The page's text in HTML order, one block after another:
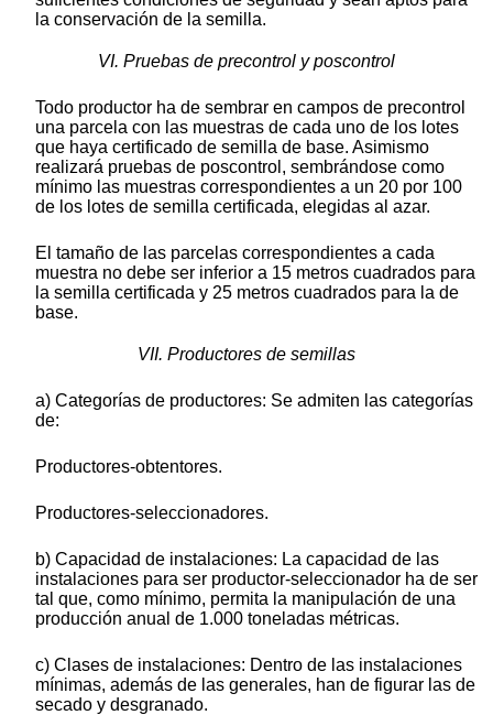
la conservación de la semilla.
VI. Pruebas de precontrol y poscontrol
Todo productor ha de sembrar en campos de precontrol
una parcela con las muestras de cada uno de los lotes
que haya certificado de semilla de base. Asimismo
realizará pruebas de poscontrol, sembrándose como
mínimo las muestras correspondientes a un 20 por 100
de los lotes de semilla certificada, elegidas al azar.
El tamaño de las parcelas correspondientes a cada
muestra no debe ser inferior a 15 metros cuadrados para
la semilla certificada y 25 metros cuadrados para la de
base.
VII. Productores de semillas
a) Categorías de productores: Se admiten las categorías
de:
Productores-obtentores.
Productores-seleccionadores.
b) Capacidad de instalaciones: La capacidad de las
instalaciones para ser productor-seleccionador ha de ser
tal que, como mínimo, permita la manipulación de una
producción anual de 1.000 toneladas métricas.
c) Clases de instalaciones: Dentro de las instalaciones
mínimas, además de las generales, han de figurar las de
secado y desgranado.